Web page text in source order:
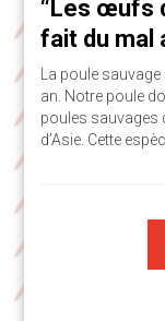
“Les œufs
fait du mal
La poule
an. Notre poule
poules sauvages
d’Asie. Cette